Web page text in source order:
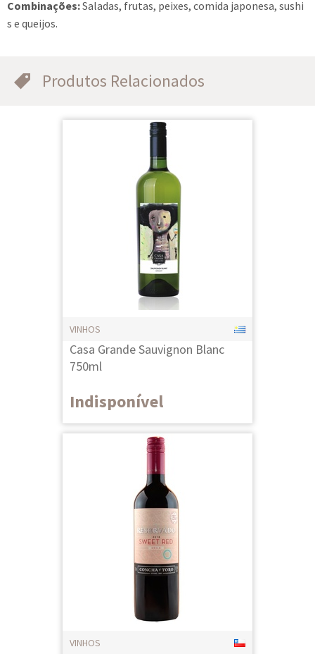
Combinações:Saladas, frutas, peixes, comida japonesa, sushi
s e queijos.
Produtos Relacionados
VINHOS
Casa Grande Sauvignon Blanc
750ml
Indisponível
VINHOS